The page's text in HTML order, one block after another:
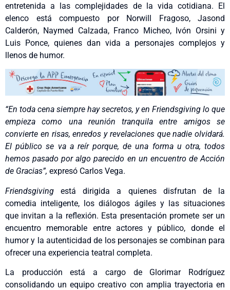
entretenida a las complejidades de la vida cotidiana. El
elenco está compuesto por Norwill Fragoso, Jasond
Calderón, Naymed Calzada, Franco Micheo, Ivón Orsini y
Luis Ponce, quienes dan vida a personajes complejos y
llenos de humor.
“En toda cena siempre hay secretos, y en Friendsgiving lo que
empieza como una reunión tranquila entre amigos se
convierte en risas, enredos y revelaciones que nadie olvidará.
El público se va a reír porque, de una forma u otra, todos
hemos pasado por algo parecido en un encuentro de Acción
de Gracias”, expresó Carlos Vega.
Friendsgiving está dirigida a quienes disfrutan de la
comedia inteligente, los diálogos ágiles y las situaciones
que invitan a la reflexión. Esta presentación promete ser un
encuentro memorable entre actores y público, donde el
humor y la autenticidad de los personajes se combinan para
ofrecer una experiencia teatral completa.
La producción está a cargo de Glorimar Rodríguez
consolidando un equipo creativo con amplia trayectoria en